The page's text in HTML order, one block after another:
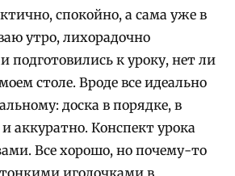
спокойно, а сама уже в
утро, лихорадочно
подготовились к уроку, нет ли
столе. Вроде все идеально
доска в порядке, в
аккуратно. Конспект урока
Все хорошо, но почему-то